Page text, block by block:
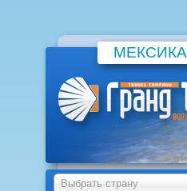
МЕКСИКА
Выбрать страну